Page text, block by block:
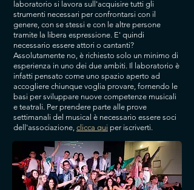
laboratorio si lavora sull'acquisire tutti gli
strumenti necessari per confrontarsi con il
genere, con se stessi e con le altre persone
tramite la libera espressione. E' quindi
necessario essere attori o cantanti?
Assolutamente no, è richiesto solo un minimo di
esperienza in uno dei due ambiti. Il laboratorio è
infatti pensato come uno spazio aperto ad
accogliere chiunque voglia provare, fornendo le
basi per sviluppare nuove competenze musicali
e teatrali. Per prendere parte alle prove
settimanali del musical è necessario essere soci
dell'associazione, clicca qui per iscriverti.